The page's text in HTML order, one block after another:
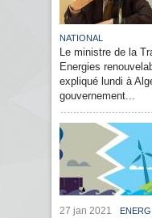
NATIONAL
Le ministre de la
Energies
expliqué lundi à
gouvernement...
27 jan 2021